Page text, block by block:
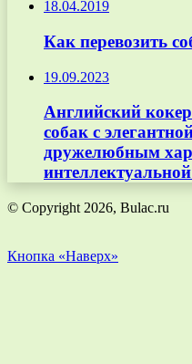
18.04.2019
Как перевозить
19.09.2023
Английский
собак с
дружелюбным
© Copyright 2026, Bulac.ru
Кнопка «Наверх»